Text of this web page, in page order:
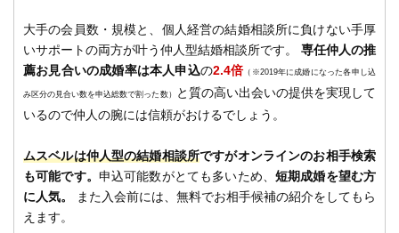
大手の会員数・規模と、個人経営の結婚相談所に負けない手厚
いサポートの両方が叶う仲人型結婚相談所です。 専任仲人の推
薦お見合いの成婚率は本人申込の2.4倍（※2019年に成婚になった各申し込
み区分の見合い数を申込総数で割った数）
と質の高い出会いの提供を実現して
いるので仲人の腕には信頼がおけるでしょう。
ムスベルは仲人型の結婚相談所ですがオンラインのお相手検索
も可能です。 申込可能数がとても多いため、 短期成婚を望む方
に人気。
また入会前には、無料でお相手候補の紹介をしてもら
えます。